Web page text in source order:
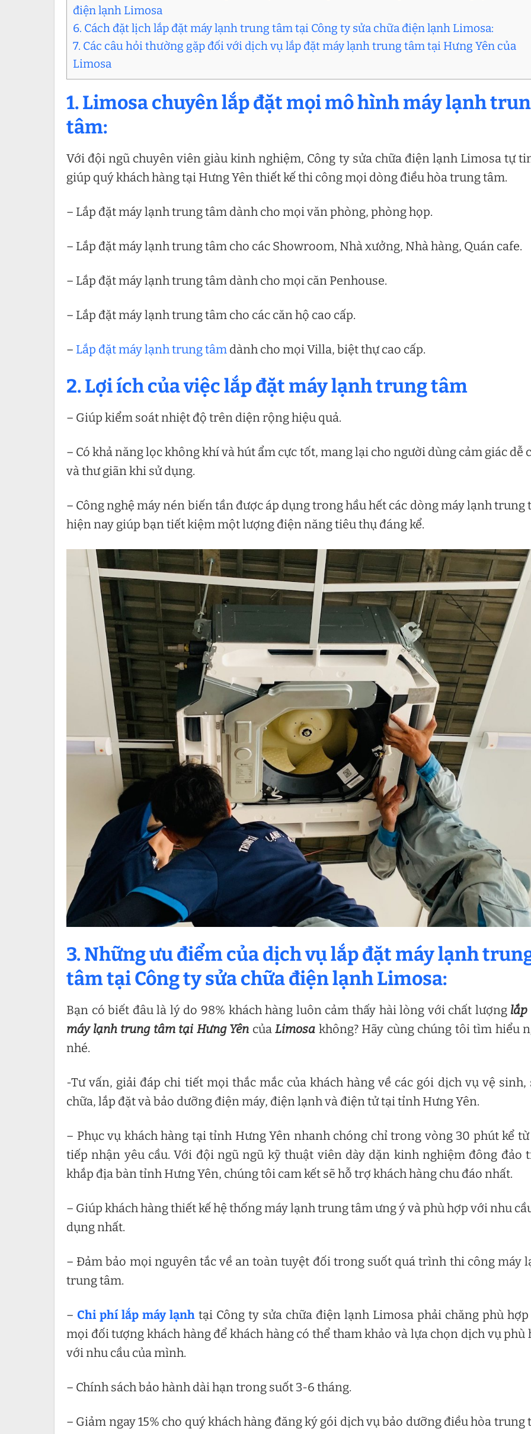
điện lạnh Limosa
6. Cách đặt lịch lắp đặt máy lạnh trung tâm tại Công ty sửa chữa điện lạnh Limosa:
7. Các câu hỏi thường gặp đối với dịch vụ lắp đặt máy lạnh trung tâm tại Hưng Yên của
Limosa
1. Limosa chuyên lắp đặt mọi mô hình máy lạnh
tâm:
Với đội ngũ chuyên viên giàu kinh nghiệm, Công ty sửa chữa điện lạnh Limosa tự
giúp quý khách hàng tại Hưng Yên thiết kế thi công mọi dòng điều hòa trung tâm.
– Lắp đặt máy lạnh trung tâm dành cho mọi văn phòng, phòng họp.
– Lắp đặt máy lạnh trung tâm cho các Showroom, Nhà xưởng, Nhà hàng, Quán cafe.
– Lắp đặt máy lạnh trung tâm dành cho mọi căn Penhouse.
– Lắp đặt máy lạnh trung tâm cho các căn hộ cao cấp.
– Lắp đặt máy lạnh trung tâm dành cho mọi Villa, biệt thự cao cấp.
2. Lợi ích của việc lắp đặt máy lạnh trung tâm
– Giúp kiểm soát nhiệt độ trên diện rộng hiệu quả.
– Có khả năng lọc không khí và hút ẩm cực tốt, mang lại cho người dùng cảm giác dễ
và thư giãn khi sử dụng.
– Công nghệ máy nén biến tần được áp dụng trong hầu hết các dòng máy lạnh trung
hiện nay giúp bạn tiết kiệm một lượng điện năng tiêu thụ đáng kể.
3. Những ưu điểm của dịch vụ lắp đặt máy lạnh
tâm tại Công ty sửa chữa điện lạnh Limosa:
Bạn có biết đâu là lý do 98% khách hàng luôn cảm thấy hài lòng với chất lượng lắp
máy lạnh trung tâm tại Hưng Yên của Limosa không? Hãy cùng chúng tôi tìm hiểu
nhé.
-Tư vấn, giải đáp chi tiết mọi thắc mắc của khách hàng về các gói dịch vụ vệ sinh,
chữa, lắp đặt và bảo dưỡng điện máy, điện lạnh và điện tử tại tỉnh Hưng Yên.
– Phục vụ khách hàng tại tỉnh Hưng Yên nhanh chóng chỉ trong vòng 30 phút kể
tiếp nhận yêu cầu. Với đội ngũ ngũ kỹ thuật viên dày dặn kinh nghiệm đông đảo
khắp địa bàn tỉnh Hưng Yên, chúng tôi cam kết sẽ hỗ trợ khách hàng chu đáo nhất.
– Giúp khách hàng thiết kế hệ thống máy lạnh trung tâm ưng ý và phù hợp với nhu
dụng nhất.
– Đảm bảo mọi nguyên tắc về an toàn tuyệt đối trong suốt quá trình thi công máy
trung tâm.
– Chi phí lắp máy lạnh tại Công ty sửa chữa điện lạnh Limosa phải chăng phù
mọi đối tượng khách hàng để khách hàng có thể tham khảo và lựa chọn dịch vụ phù
với nhu cầu của mình.
– Chính sách bảo hành dài hạn trong suốt 3-6 tháng.
– Giảm ngay 15% cho quý khách hàng đăng ký gói dịch vụ bảo dưỡng điều hòa trung